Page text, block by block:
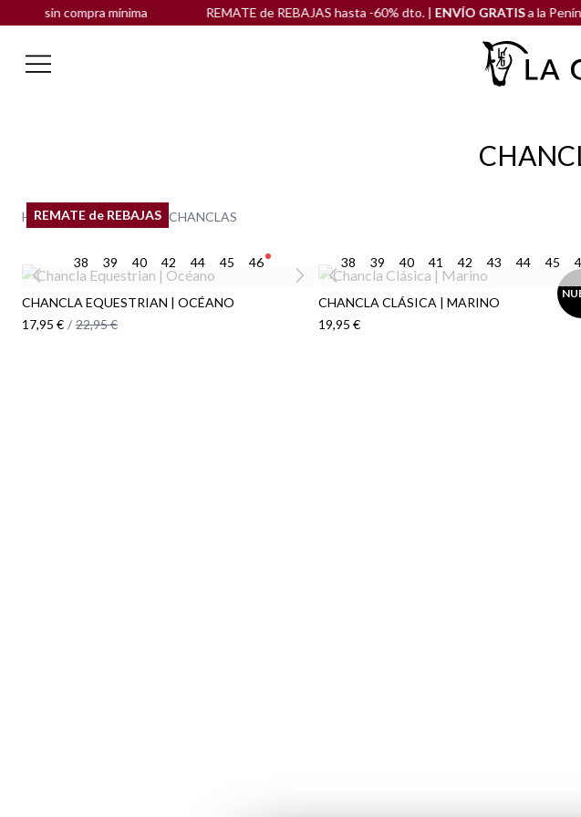
sin compra mínima REMATE de REBAJAS hasta -60% dto. |ENVÍO GRATISa la Península
HOME ROPA BAÑO CHANCLAS
REMATE de REBAJAS
38 39 40 42 44 45 46
CHANCLA EQUESTRIAN | OCÉANO
17,95 € / 22,95 €
38 39 40 41 42 43 44 45
CHANCLA CLÁSICA | MARINO
19,95 €